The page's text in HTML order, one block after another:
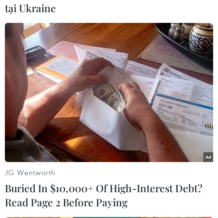
tướng Chính phủ phê duyệt quy hoạch chung
với chức năng khu đô thị mới và Ủy ban Nhân
dân tỉnh phê duyệt quy hoạch phân khu 1/2000.
Khu đô thị cù lao Bến Đình được quy hoạch là
khu đô thị dịch vụ hiện đại, đang được thành
phố Vũng Tàu kêu gọi đầu tư. Dự án với chức
năng hỗn hợp gồm nhà ở, dịch vụ thương mại
và văn phòng; có quy mô khoảng 109ha, nằm
trên vùng đất bán ngập gần kênh Bến Đình.
Tổng mức đầu tư xây dựng các hạng mục của dự
án ước tính khoảng 30.000 tỷ đồng.
Trước khi thực hiện cưỡng chế, chính quyền cơ
sở, Ủy ban Nhân dân thành phố và các đơn vị
liên quan đã tiến hành rà soát hồ sơ pháp lý,
tại Ukraine
JG Wentworth
Buried In $10,000+ Of High-Interest Debt?
Read Page 2 Before Paying